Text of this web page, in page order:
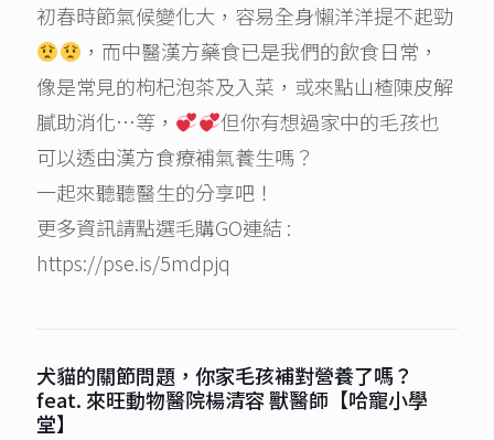
初春時節氣候變化大，容易全身懶洋洋提不起勁
，而中醫漢方藥食已是我們的飲食日常，
像是常見的枸杞泡茶及入菜，或來點山楂陳皮解
膩助消化…等，
但你有想過家中的毛孩也
可以透由漢方食療補氣養生嗎？
一起來聽聽醫生的分享吧！
更多資訊請點選毛購GO連結 :
https://pse.is/5mdpjq
犬貓的關節問題，你家毛孩補對營養了嗎？
feat. 來旺動物醫院楊清容 獸醫師【哈寵小學
堂】